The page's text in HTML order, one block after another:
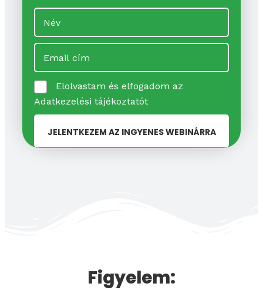
Elolvastam és elfogadom az
Adatkezelési tájékoztatót
JELENTKEZEM AZ INGYENES WEBINÁRRA
Figyelem: